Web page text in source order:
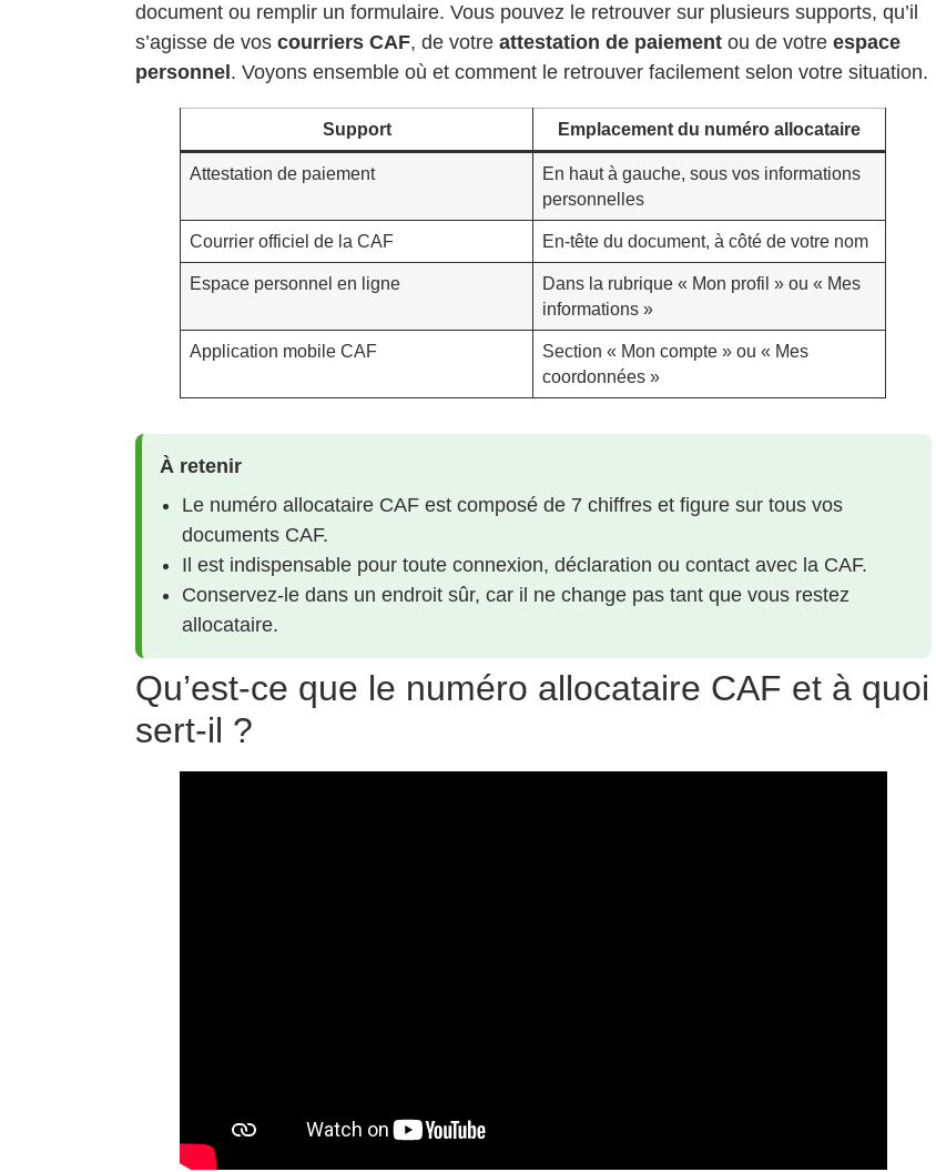
document ou remplir un formulaire. Vous pouvez le retrouver sur plusieurs supports, qu’il
s’agisse de vos courriers CAF, de votre attestation de paiement ou de votre espace
personnel . Voyons ensemble où et comment le retrouver facilement selon votre situation.
Support Emplacement du numéro allocataire
Attestation de paiement
En haut à gauche, sous vos informations
personnelles
Courrier officiel de la CAF En-tête du document, à côté de votre nom
Espace personnel en ligne
Dans la rubrique « Mon profil » ou « Mes
informations »
Application mobile CAF
Section « Mon compte » ou « Mes
coordonnées »
À retenir
Le numéro allocataire CAF est composé de 7 chiffres et figure sur tous vos
documents CAF.
Il est indispensable pour toute connexion, déclaration ou contact avec la CAF.
Conservez-le dans un endroit sûr, car il ne change pas tant que vous restez
allocataire.
Qu’est-ce que le numéro allocataire CAF et à quoi
sert-il ?